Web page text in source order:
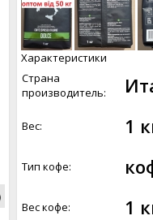
Характеристики
Страна
производитель:
Вес: 1
Тип кофе:
Вес кофе: 1